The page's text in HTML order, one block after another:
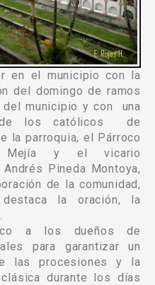
en el municipio con la
del domingo de ramos
municipio y con una
de los católicos de
la parroquia, el Párroco
Mejía y el vicario
Pineda Montoya,
de la comunidad,
la oración, la
a los dueños de
para garantizar un
las procesiones y la
durante los días